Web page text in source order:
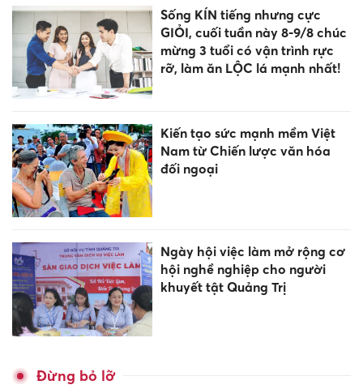
Sống KÍN tiếng nhưng cực
GIỎI, cuối tuần này 8-9/8 chúc
mừng 3 tuổi có vận trình rực
rỡ, làm ăn LỘC lá mạnh nhất!
Kiến tạo sức mạnh mềm Việt
Nam từ Chiến lược văn hóa
đối ngoại
Ngày hội việc làm mở rộng cơ
hội nghề nghiệp cho người
khuyết tật Quảng Trị
Đừng bỏ lỡ